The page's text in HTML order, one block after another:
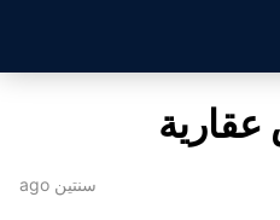
سنتين ago